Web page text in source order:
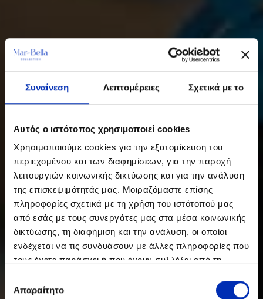
Συναίνεση Λεπτομέρειες Σχετικά με το
Αυτός ο ιστότοπος χρησιμοποιεί cookies
Χρησιμοποιούμε cookies για την εξατομίκευση του
περιεχομένου και των διαφημίσεων, για την παροχή
λειτουργιών κοινωνικής δικτύωσης και για την ανάλυση
της επισκεψιμότητάς μας. Μοιραζόμαστε επίσης
πληροφορίες σχετικά με τη χρήση του ιστότοπού μας
από εσάς με τους συνεργάτες μας στα μέσα κοινωνικής
δικτύωσης, τη διαφήμιση και την ανάλυση, οι οποίοι
ενδέχεται να τις συνδυάσουν με άλλες πληροφορίες που
τους έχετε παράσχει ή που έχουν συλλέξει από τη
συγκατάθεσης
Απαραίτητο